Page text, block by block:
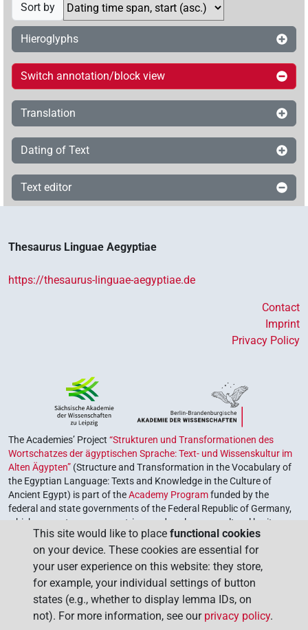
Sort by
Hieroglyphs
Switch annotation/block view
Translation
Dating of Text
Text editor
Thesaurus Linguae Aegyptiae
https://thesaurus-linguae-aegyptiae.de
Contact
Imprint
Privacy Policy
The Academies’ Project “Strukturen und Transformationen des
Wortschatzes der ägyptischen Sprache: Text- und Wissenskultur im
Alten Ägypten” (Structure and Transformation in the Vocabulary of
the Egyptian Language: Texts and Knowledge in the Culture of
Ancient Egypt) is part of theAcademy Programfunded by the
federal and state governments of the Federal Republic of Germany,
which serves to preserve, retrieve and explore our cultural heritage.
The program is coordinated by theUnion of the German Academies
of Sciences and Humanities.
This site would like to place functional cookies
on your device. These cookies are essential for
your user experience on this website: they store,
for example, your individual settings of button
states (e.g., whether to display lemma IDs, on
not). For more information, see our privacy policy.